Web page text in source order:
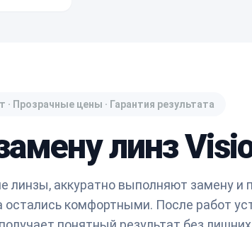
Прозрачные цены · Гарантия результата
линз
линзы, аккуратно выполняют замену и
комфортными. После работ